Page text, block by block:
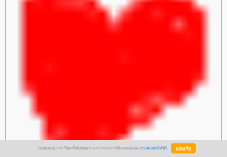
BlogGang.com ใช้คุกกี้เพื่อพัฒนาประสบการณ์การใช้งานของคุณ อ่านเพิ่มเติมได้ที่นี่